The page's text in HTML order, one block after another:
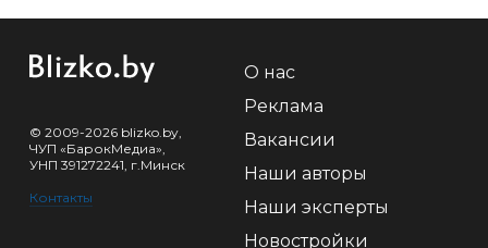
© 2009-2026 blizko.by,
ЧУП «БарокМедиа»,
УНП 391272241, г.Минск
Контакты
О нас
Реклама
Вакансии
Наши авторы
Наши эксперты
Новостройки